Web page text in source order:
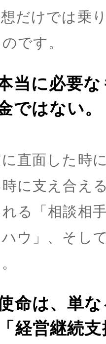
だけでは乗
です。
当に必要
ではない。
直面した時
に支え合え
る「相談相
ハウ」、そし
命は、単
経営継続